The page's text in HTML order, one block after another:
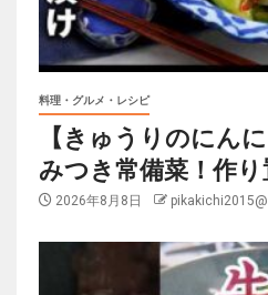
料理・グルメ・レシピ
【きゅうりのにん
みつき常備菜！作
2026年8月8日